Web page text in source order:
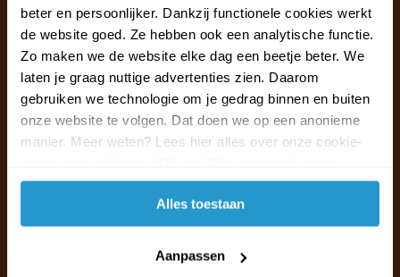
beter en persoonlijker. Dankzij functionele cookies werkt
de website goed. Ze hebben ook een analytische functie.
Zo maken we de website elke dag een beetje beter. We
laten je graag nuttige advertenties zien. Daarom
gebruiken we technologie om je gedrag binnen en buiten
onze website te volgen. Dat doen we op een anonieme
manier. Meer weten? Lees hier alles over onze cookie-
accepteren.
Alles toestaan
Aanpassen
Klantenservice & FAQ
Wij staan voor u klaar.
Ma t/m vr van 09:30 - 16:00 telefonisch
+31 (0)13 785 62 41